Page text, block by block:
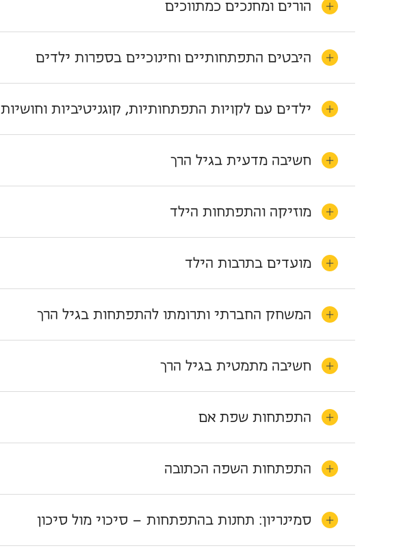
הורים ומחנכים כמתווכים
היבטים התפתחותיים וחינוכיים בספרות ילדים
ילדים עם לקויות התפתחותיות, קוגניטיביות וחושיות
חשיבה מדעית בגיל הרך
מוזיקה והתפתחות הילד
מועדים בתרבות הילד
המשחק החברתי ותרומתו להתפתחות בגיל הרך
חשיבה מתמטית בגיל הרך
התפתחות שפת אם
התפתחות השפה הכתובה
סמינריון: תחנות בהתפתחות – סיכוי מול סיכון